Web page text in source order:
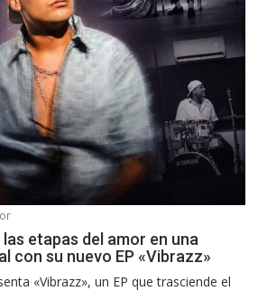
etapas del amor en una
con su nuevo EP «Vibrazz»
«Vibrazz», un EP que trasciende el